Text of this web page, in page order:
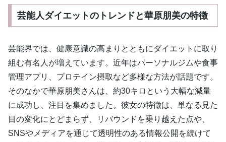
芸能人ダイエットのトレンドと華原朋美の特徴
芸能界では、健康意識の高まりとともにダイエットに取り
組む有名人が増えています。近年はパーソナルジムや食事
管理アプリ、プロテイン摂取など多様な方法が話題です。
そのなかで華原朋美さんは、約30キロという大幅な減量
に成功し、注目を集めました。彼女の特徴は、単なる見た
目の変化にとどまらず、リバウンドを乗り越えた点や、
SNSやメディアを通じて透明性のある情報公開を続けて